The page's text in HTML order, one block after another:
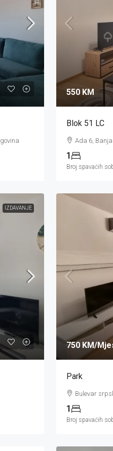
550 KM
Blok 51 LC
Ada 6,
1
Broj spavaćih
IZDAVANJE
750 KM/
Park
Bulevar
1
Broj spavaćih